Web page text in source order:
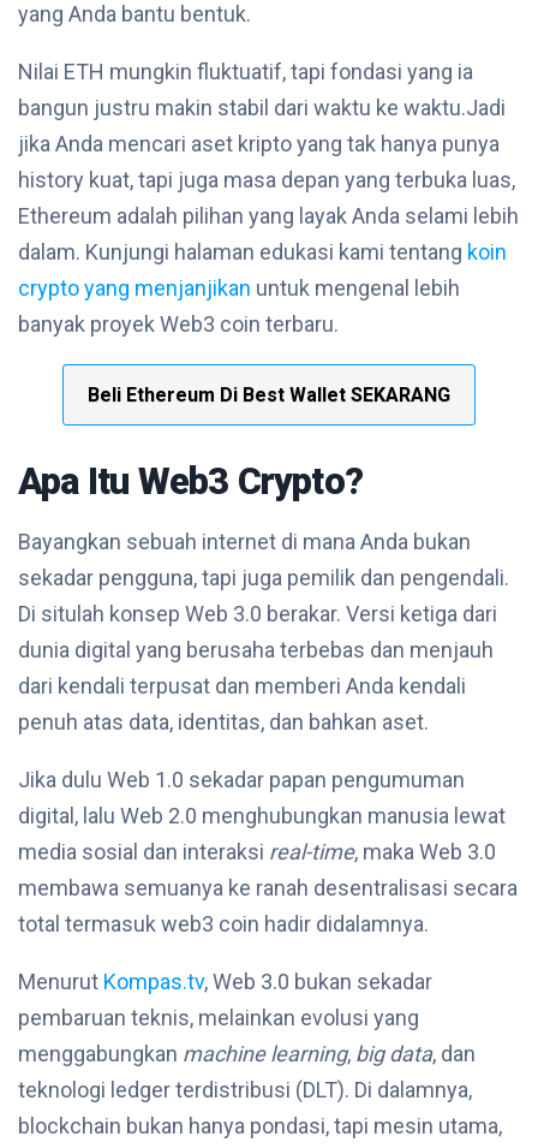
yang Anda bantu bentuk.
Nilai ETH mungkin fluktuatif, tapi fondasi yang ia
bangun justru makin stabil dari waktu ke waktu.Jadi
jika Anda mencari aset kripto yang tak hanya punya
history kuat, tapi juga masa depan yang terbuka luas,
Ethereum adalah pilihan yang layak Anda selami lebih
dalam. Kunjungi halaman edukasi kami tentang koin
crypto yang menjanjikan untuk mengenal lebih
banyak proyek Web3 coin terbaru.
Beli Ethereum Di Best Wallet SEKARANG
Apa Itu Web3 Crypto?
Bayangkan sebuah internet di mana Anda bukan
sekadar pengguna, tapi juga pemilik dan pengendali.
Di situlah konsep Web 3.0 berakar. Versi ketiga dari
dunia digital yang berusaha terbebas dan menjauh
dari kendali terpusat dan memberi Anda kendali
penuh atas data, identitas, dan bahkan aset.
Jika dulu Web 1.0 sekadar papan pengumuman
digital, lalu Web 2.0 menghubungkan manusia lewat
media sosial dan interaksi real-time, maka Web 3.0
membawa semuanya ke ranah desentralisasi secara
total termasuk web3 coin hadir didalamnya.
Menurut Kompas.tv, Web 3.0 bukan sekadar
pembaruan teknis, melainkan evolusi yang
menggabungkan machine learning, big data, dan
teknologi ledger terdistribusi (DLT). Di dalamnya,
blockchain bukan hanya pondasi, tapi mesin utama,